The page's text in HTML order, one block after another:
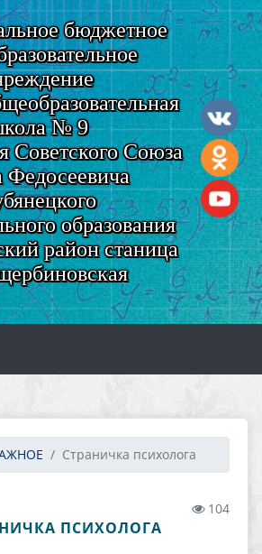
бюджетное
№ 9
Советского Союза
Федосеевича
образования
район станица
Страничка психолога
104
ПСИХОЛОГА